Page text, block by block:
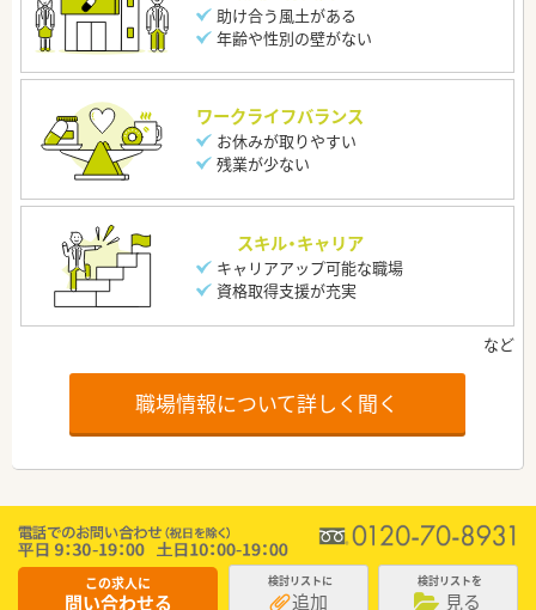
助け合う風土がある
年齢や性別の壁がない
ワークライフバランス
お休みが取りやすい
残業が少ない
スキル・キャリア
キャリアアップ可能な職場
資格取得支援が充実
職場情報について詳しく聞く
この求人に
問い合わせる
検討リストに
追加
検討リストを
見る